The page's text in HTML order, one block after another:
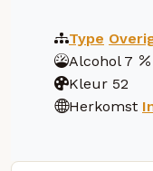
Type
Alcohol 7
Kleur 52
Herkomst